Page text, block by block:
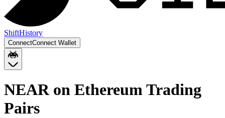
ShiftHistory
ConnectConnect Wallet
NEAR on EthereumTrading
Pairs